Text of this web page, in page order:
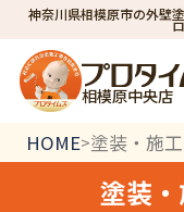
神奈川県相模原市の外壁
相模原中央店
HOME>塗装・施
塗装